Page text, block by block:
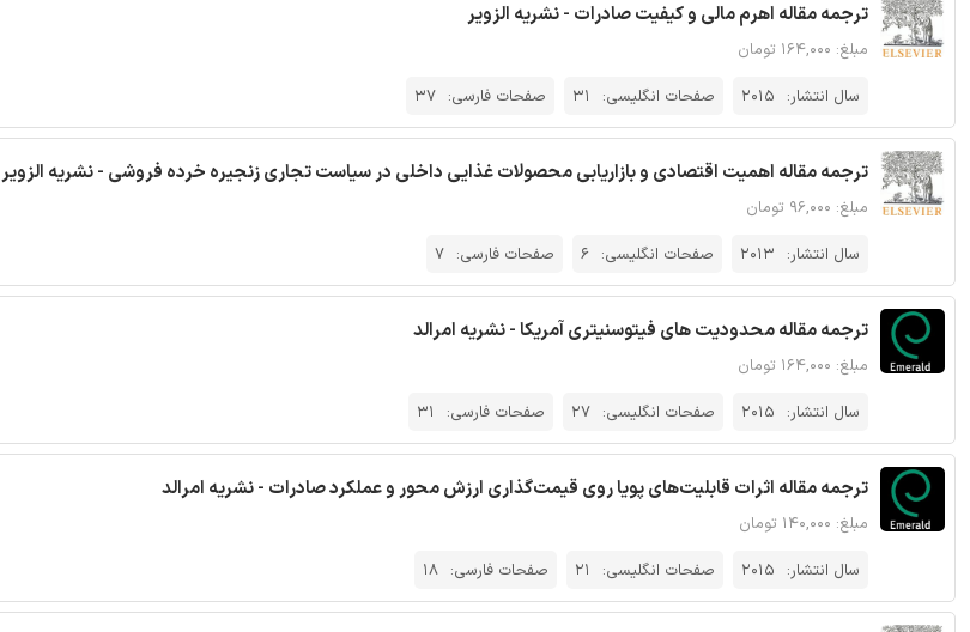
ترجمه مقاله اهرم مالی و کیفیت صادرات - نشریه الزویر
مبلغ: ۱۶۴,۰۰۰ تومان
سال انتشار: 2015 صفحات انگلیسی: 31 صفحات فارسی: 37
ترجمه مقاله اهمیت اقتصادی و بازاریابی محصولات غذایی داخلی در سیاست تجاری زنجیره خرده فروشی - نشریه الزویر
مبلغ: ۹۶,۰۰۰ تومان
سال انتشار: 2013 صفحات انگلیسی: 6 صفحات فارسی: 7
ترجمه مقاله محدودیت های فیتوسنیتری آمریکا - نشریه امرالد
مبلغ: ۱۶۴,۰۰۰ تومان
سال انتشار: 2015 صفحات انگلیسی: 27 صفحات فارسی: 31
ترجمه مقاله اثرات قابلیت‌های پویا روی قیمت‌گذاری ارزش محور و عملکرد صادرات - نشریه امرالد
مبلغ: ۱۴۰,۰۰۰ تومان
سال انتشار: 2015 صفحات انگلیسی: 21 صفحات فارسی: 18